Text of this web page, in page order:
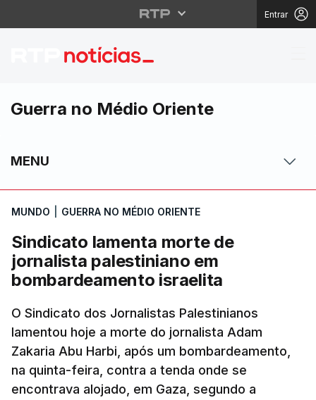
Entrar
Sindicato lamenta
Guerra no Médio Oriente
MENU
MUNDO GUERRA NO MÉDIO ORIENTE
Sindicato lamenta morte de
jornalista palestiniano em
bombardeamento israelita
O Sindicato dos Jornalistas Palestinianos
lamentou hoje a morte do jornalista Adam
Zakaria Abu Harbi, após um bombardeamento,
na quinta-feira, contra a tenda onde se
encontrava alojado, em Gaza, segundo a